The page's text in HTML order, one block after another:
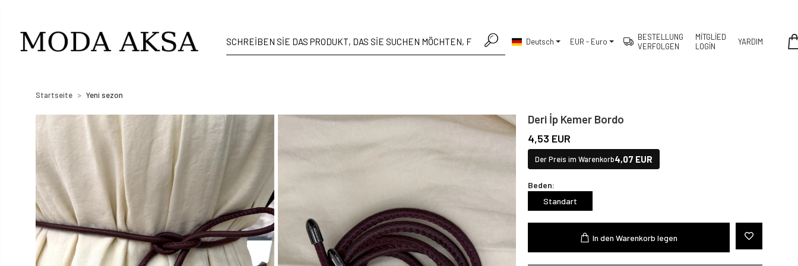
Deutsch EUR - Euro
BESTELLUNG
VERFOLGEN
MİTGLİED
LOGİN
YARDIM
Startseite Yeni sezon
Deri İp Kemer Bordo
4,53 EUR
Der Preis im Warenkorb4,07 EUR
Beden:
Standart
In den Warenkorb legen